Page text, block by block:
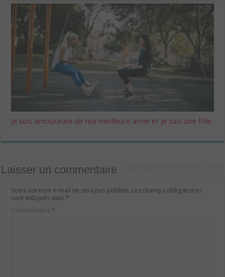
Je suis amoureuse de ma meilleure amie et je suis une fille
Laisser un commentaire
Votre adresse e-mail ne sera pas publiée. Les champs obligatoires
sont indiqués avec *
Commentaire *